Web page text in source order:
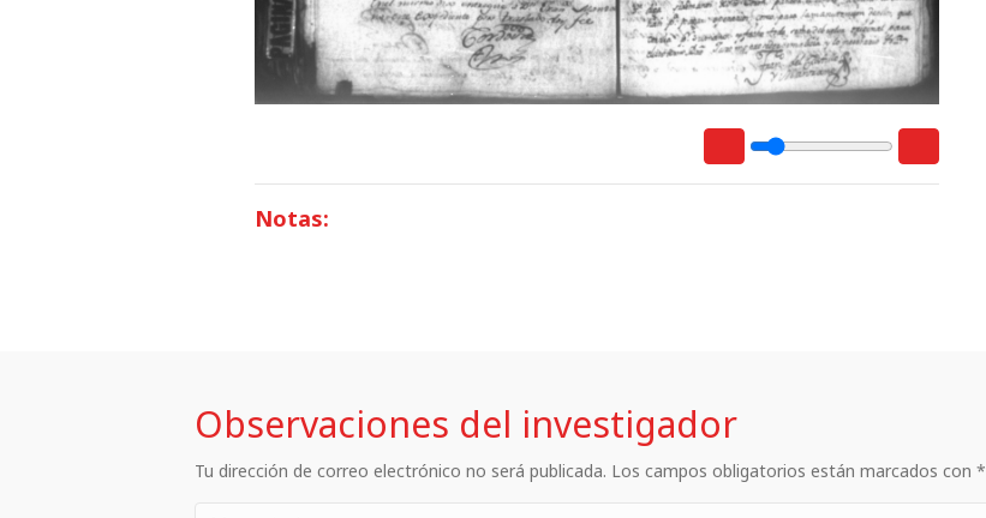
Notas:
Observaciones del investigador
Tu dirección de correo electrónico no será publicada. Los campos obligatorios están marcados con *